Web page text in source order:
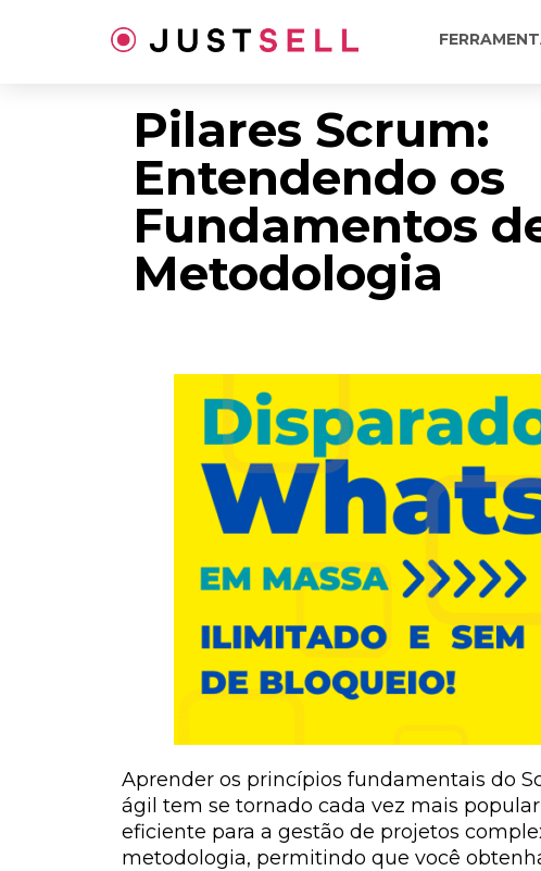
Pilares Scrum:
Entendendo os
Fundamentos
Metodologia
Aprender os princípios fundamentais do
ágil tem se tornado cada vez mais
eficiente para a gestão de projetos
metodologia, permitindo que você